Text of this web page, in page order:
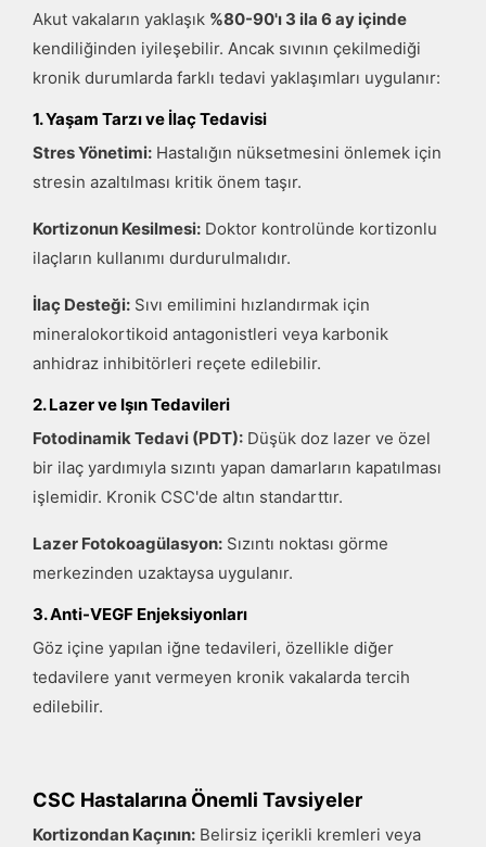
Akut vakaların yaklaşık %80-90'ı 3 ila 6 ay içinde
kendiliğinden iyileşebilir. Ancak sıvının çekilmediği
kronik durumlarda farklı tedavi yaklaşımları uygulanır:
1. Yaşam Tarzı ve İlaç Tedavisi
Stres Yönetimi: Hastalığın nüksetmesini önlemek için
stresin azaltılması kritik önem taşır.
Kortizonun Kesilmesi: Doktor kontrolünde kortizonlu
ilaçların kullanımı durdurulmalıdır.
İlaç Desteği: Sıvı emilimini hızlandırmak için
mineralokortikoid antagonistleri veya karbonik
anhidraz inhibitörleri reçete edilebilir.
2. Lazer ve Işın Tedavileri
Fotodinamik Tedavi (PDT): Düşük doz lazer ve özel
bir ilaç yardımıyla sızıntı yapan damarların kapatılması
işlemidir. Kronik CSC'de altın standarttır.
Lazer Fotokoagülasyon: Sızıntı noktası görme
merkezinden uzaktaysa uygulanır.
3. Anti-VEGF Enjeksiyonları
Göz içine yapılan iğne tedavileri, özellikle diğer
tedavilere yanıt vermeyen kronik vakalarda tercih
edilebilir.
CSC Hastalarına Önemli Tavsiyeler
Kortizondan Kaçının: Belirsiz içerikli kremleri veya